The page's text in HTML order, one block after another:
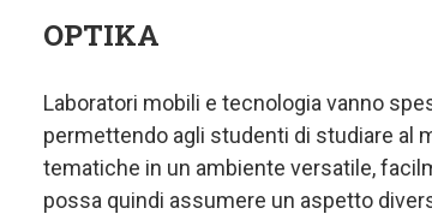
OPTIKA
Laboratori mobili e tecnologia vanno
permettendo agli studenti di studiare al
tematiche in un ambiente versatile,
possa quindi assumere un aspetto